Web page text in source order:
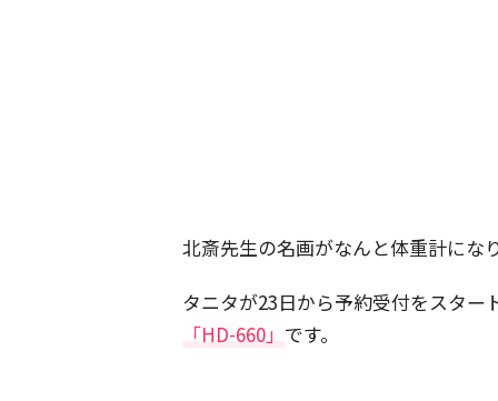
北斎先生の名画がなんと体重計にな
タニタが23日から予約受付をスター
「HD-660」 です。